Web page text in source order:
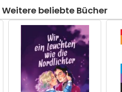
Weitere beliebte Bücher